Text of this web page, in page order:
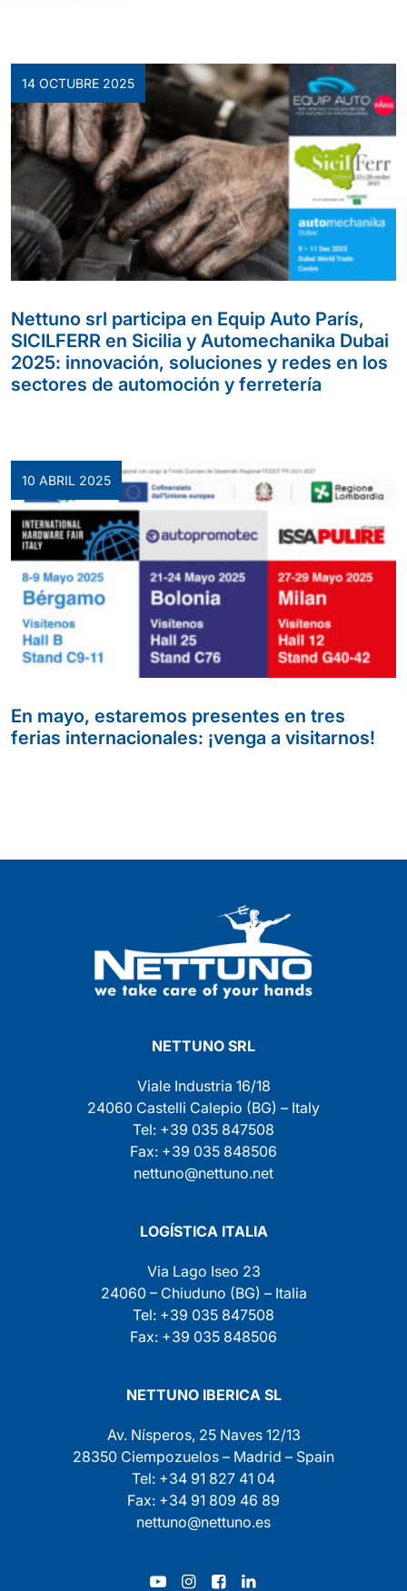
14 OCTUBRE 2025
Nettuno srl participa en Equip Auto París,
SICILFERR en Sicilia y Automechanika Dubai
2025: innovación, soluciones y redes en los
sectores de automoción y ferretería
10 ABRIL 2025
En mayo, estaremos presentes en tres
ferias internacionales: ¡venga a visitarnos!
NETTUNO SRL
Viale Industria 16/18
24060 Castelli Calepio (BG) – Italy
Tel: +39 035 847508
Fax: +39 035 848506
nettuno@nettuno.net
LOGÍSTICA ITALIA
Via Lago Iseo 23
24060 – Chiuduno (BG) – Italia
Tel: +39 035 847508
Fax: +39 035 848506
NETTUNO IBERICA SL
Av. Nísperos, 25 Naves 12/13
28350 Ciempozuelos – Madrid – Spain
Tel: +34 91 827 41 04
Fax: +34 91 809 46 89
nettuno@nettuno.es